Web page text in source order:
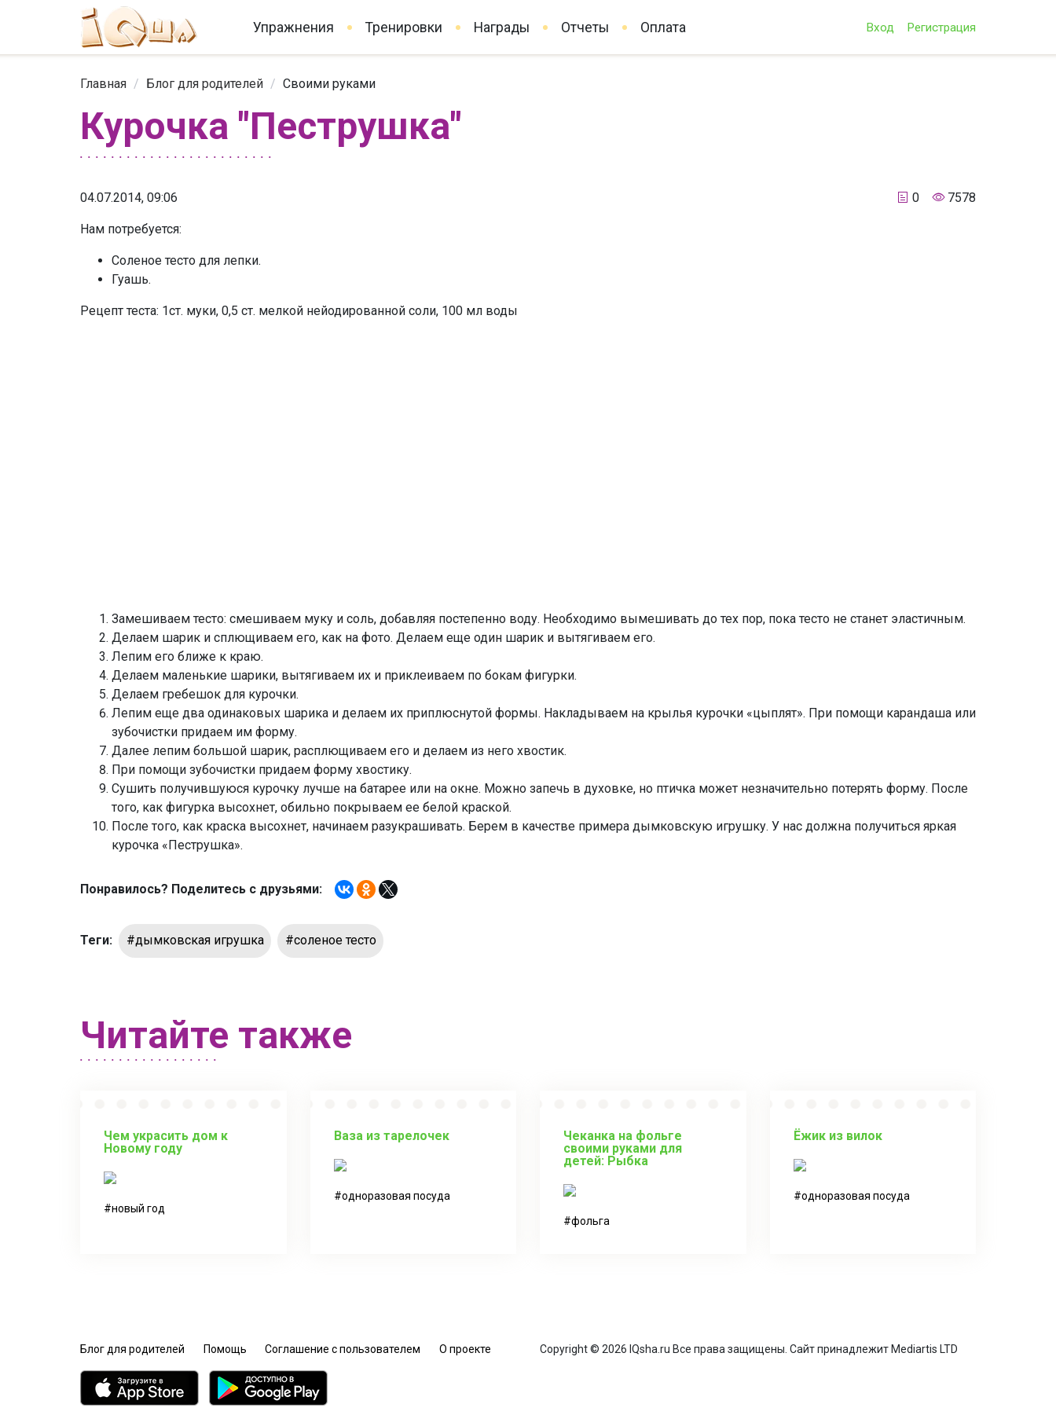
Упражнения Тренировки Награды Отчеты Оплата Вход Регистрация
Главная / Блог для родителей / Своими руками
Курочка "Пеструшка"
04.07.2014, 09:06 0 7578
Нам потребуется:
Соленое тесто для лепки.
Гуашь.
Рецепт теста: 1ст. муки, 0,5 ст. мелкой нейодированной соли, 100 мл воды
Замешиваем тесто: смешиваем муку и соль, добавляя постепенно воду. Необходимо вымешивать до тех пор, пока тесто не станет эластичным.
Делаем шарик и сплющиваем его, как на фото. Делаем еще один шарик и вытягиваем его.
Лепим его ближе к краю.
Делаем маленькие шарики, вытягиваем их и приклеиваем по бокам фигурки.
Делаем гребешок для курочки.
Лепим еще два одинаковых шарика и делаем их приплюснутой формы. Накладываем на крылья курочки «цыплят». При помощи карандаша или
зубочистки придаем им форму.
Далее лепим большой шарик, расплющиваем его и делаем из него хвостик.
При помощи зубочистки придаем форму хвостику.
Сушить получившуюся курочку лучше на батарее или на окне. Можно запечь в духовке, но птичка может незначительно потерять форму. После
того, как фигурка высохнет, обильно покрываем ее белой краской.
После того, как краска высохнет, начинаем разукрашивать. Берем в качестве примера дымковскую игрушку. У нас должна получиться яркая
курочка «Пеструшка».
Понравилось? Поделитесь с друзьями:
Теги: #дымковская игрушка #соленое тесто
Читайте также
Чем украсить дом к
Новому году
новый год
Ваза из тарелочек
одноразовая посуда
Чеканка на фольге
своими руками для
детей: Рыбка
фольга
Ёжик из вилок
одноразовая посуда
Блог для родителей Помощь Соглашение с пользователем О проекте Copyright © 2026 IQsha.ru Все права защищены. Сайт принадлежит Mediartis LTD